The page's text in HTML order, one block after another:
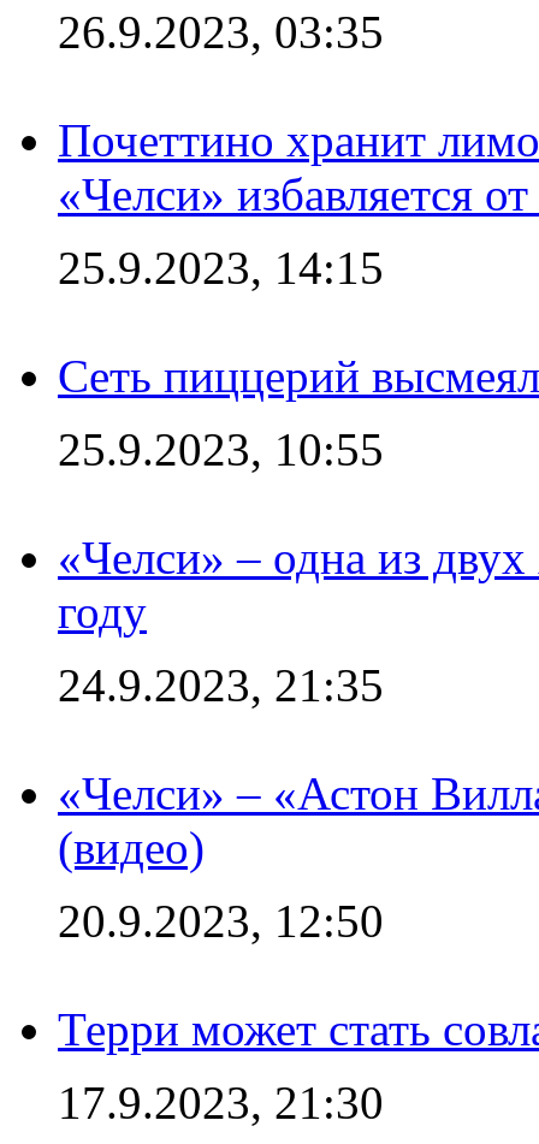
26.9.2023, 03:35
Почеттино хранит
«Челси» избавляется
25.9.2023, 14:15
Сеть пиццерий
25.9.2023, 10:55
«Челси» – одна из
году
24.9.2023, 21:35
«Челси» – «Астон
(видео)
20.9.2023, 12:50
Терри может стать
17.9.2023, 21:30